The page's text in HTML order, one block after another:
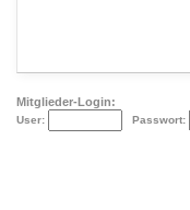
Mitglieder-Login:
User: Passwort: